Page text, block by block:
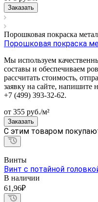
Заказать
Порошковая покраска
Порошковая покраска
Мы используем
составы и обеспечиваем
рассчитать стоимость,
заявку на сайте, напишите
+7 (499) 393-32-62.
от 355 руб./м²
Заказать
C этим товаром
Винты
Винт с потайной
В наличии
61,96₽